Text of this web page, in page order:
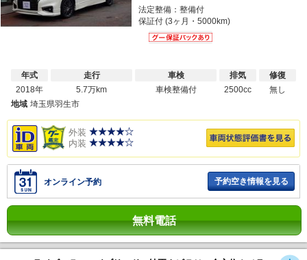
法定整備：整備付
保証付 (3ヶ月・5000km)
年式
2018年
走行
5.7万km
車検
車検整備付
排気
2500cc
修復
無し
地域 埼玉県羽生市
外装
内装
オンライン予約 予約空き情報を見る
無料電話